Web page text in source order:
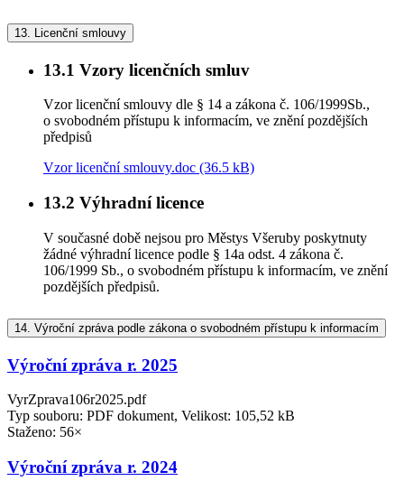
13. Licenční smlouvy
13.1 Vzory licenčních smluv
Vzor licenční smlouvy dle § 14 a zákona č. 106/1999Sb.,
o svobodném přístupu k informacím, ve znění pozdějších
předpisů
Vzor licenční smlouvy.doc (36.5 kB)
13.2 Výhradní licence
V současné době nejsou pro Městys Všeruby poskytnuty
žádné výhradní licence podle § 14a odst. 4 zákona č.
106/1999 Sb., o svobodném přístupu k informacím, ve znění
pozdějších předpisů.
14. Výroční zpráva podle zákona o svobodném přístupu k informacím
Výroční zpráva r. 2025
VyrZprava106r2025.pdf
Typ souboru: PDF dokument, Velikost: 105,52 kB
Staženo: 56×
Výroční zpráva r. 2024